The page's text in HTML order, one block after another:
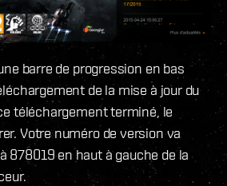
barre de progression en bas
de la mise à jour du
téléchargement terminé, le
Votre numéro de version va
878019 en haut à gauche de la